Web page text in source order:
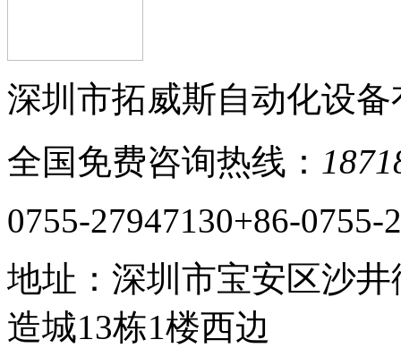
深圳市拓威斯自动化设
全国免费咨询热线：
0755-27947130+86-0755-
地址：深圳市宝安区沙
造城13栋1楼西边